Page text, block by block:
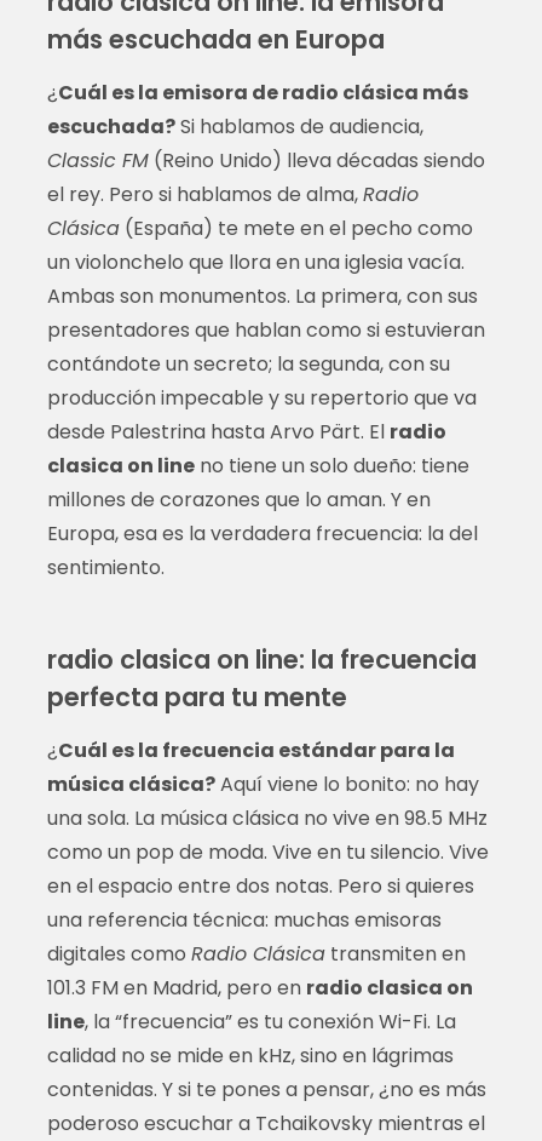
más escuchada en Europa
¿Cuál es la emisora de radio clásica más
escuchada?Si hablamos de audiencia,
Classic FM(Reino Unido) lleva décadas siendo
el rey. Pero si hablamos de alma,Radio
Clásica(España) te mete en el pecho como
un violonchelo que llora en una iglesia vacía.
Ambas son monumentos. La primera, con sus
presentadores que hablan como si estuvieran
contándote un secreto; la segunda, con su
producción impecable y su repertorio que va
desde Palestrina hasta Arvo Pärt. El radio
clasica on lineno tiene un solo dueño: tiene
millones de corazones que lo aman. Y en
Europa, esa es la verdadera frecuencia: la del
sentimiento.
radio clasica on line: la frecuencia
perfecta para tu mente
¿Cuál es la frecuencia estándar para la
música clásica?Aquí viene lo bonito: no hay
una sola. La música clásica no vive en 98.5 MHz
como un pop de moda. Vive en tu silencio. Vive
en el espacio entre dos notas. Pero si quieres
una referencia técnica: muchas emisoras
digitales como Radio Clásicatransmiten en
101.3 FM en Madrid, pero en radio clasica on
line, la “frecuencia” es tu conexión Wi-Fi. La
calidad no se mide en kHz, sino en lágrimas
contenidas. Y si te pones a pensar, ¿no es más
poderoso escuchar a Tchaikovsky mientras el